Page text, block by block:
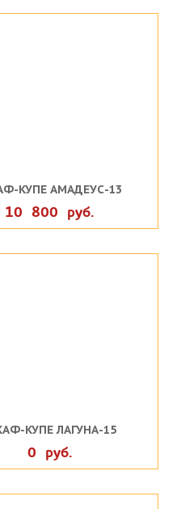
КУПЕ АМАДЕУС-13
10 800 руб.
КУПЕ ЛАГУНА-15
0 руб.